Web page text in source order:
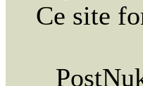
Ce site